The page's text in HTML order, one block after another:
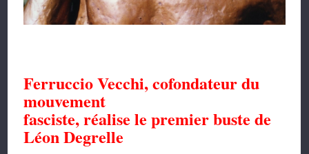
Ferruccio Vecchi, cofondateur du
mouvement
fasciste, réalise le premier buste de
Léon Degrelle